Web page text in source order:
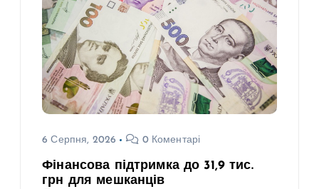
6 Серпня, 2026 0 Коментарі
Фінансова підтримка до 31,9 тис.
грн для мешканців